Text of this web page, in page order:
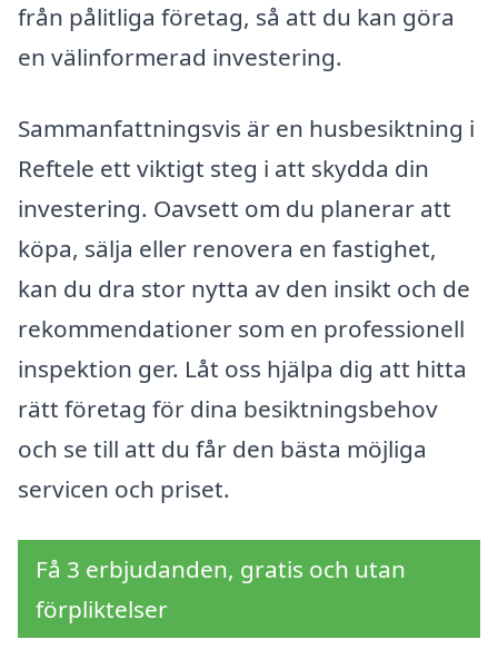
från pålitliga företag, så att du kan göra
en välinformerad investering.
Sammanfattningsvis är en husbesiktning i
Reftele ett viktigt steg i att skydda din
investering. Oavsett om du planerar att
köpa, sälja eller renovera en fastighet,
kan du dra stor nytta av den insikt och de
rekommendationer som en professionell
inspektion ger. Låt oss hjälpa dig att hitta
rätt företag för dina besiktningsbehov
och se till att du får den bästa möjliga
servicen och priset.
Få 3 erbjudanden, gratis och utan
förpliktelser